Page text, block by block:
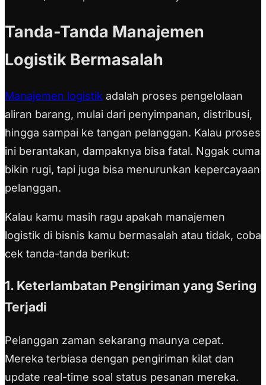
Tanda-Tanda Manajemen
Logistik Bermasalah
Manajemen logistik adalah proses pengelolaan
aliran barang, mulai dari penyimpanan, distribusi,
hingga sampai ke tangan pelanggan. Kalau proses
ini berantakan, dampaknya bisa fatal. Nggak cuma
bikin rugi, tapi juga bisa menurunkan kepercayaan
pelanggan.
Kalau kamu masih ragu apakah manajemen
logistik di bisnis kamu bermasalah atau tidak, coba
cek tanda-tanda berikut:
1. Keterlambatan Pengiriman yang Sering
Terjadi
Pelanggan zaman sekarang maunya cepat.
Mereka terbiasa dengan pengiriman kilat dan
update real-time soal status pesanan mereka.